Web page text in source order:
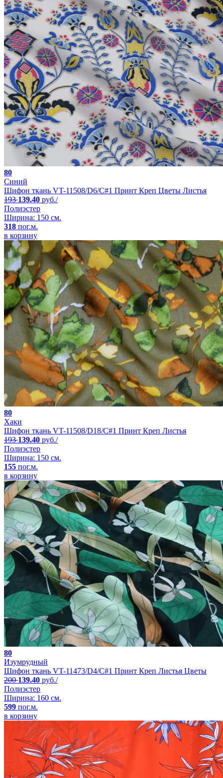
80
Синий
Шифон ткань VT-11508/D6/C#1 Принт Креп Цветы Листья
193139.40 руб./
Полиэстер
Ширина: 150 см.
318 пог.м.
в корзину
80
Хаки
Шифон ткань VT-11508/D18/C#1 Принт Креп Листья
193139.40 руб./
Полиэстер
Ширина: 150 см.
155 пог.м.
в корзину
80
Изумрудный
Шифон ткань VT-11473/D4/C#1 Принт Креп Листья Цветы
200139.40 руб./
Полиэстер
Ширина: 160 см.
599 пог.м.
в корзину